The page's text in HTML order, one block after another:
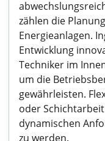
zählen die
Energieanlagen.
Entwicklung
Techniker im
um die
gewährleisten.
oder
dynamischen
zu werden.